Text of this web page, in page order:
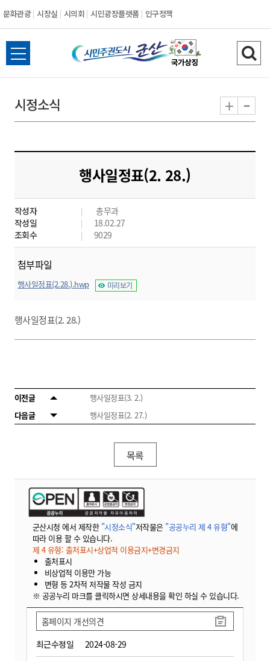
문화관광 시장실 시의회 시민광장플랫폼 인구정책
시
민
도
시
군
산
전
체
뉴
열
검
색
기
시정소식 + -
행사일정표(2. 28.)
작성자
총무과
작성일
18.02.27
조회수
9029
첨부파일
행사일정표(2.28.).hwp 미리보기
행사일정표(2. 28.)
이전글
행사일정표(3. 2.)
다음글
행사일정표(2. 27.)
목록
군산시청 에서 제작한 "시정소식"저작물은 "공공누리 제 4 유형"에
따라 이용 할 수 있습니다.
제 4 유형: 출처표시+상업적 이용금지+변경금지
출처표시
비상업적 이용만 가능
변형 등 2차적 저작물 작성 금지
※ 공공누리 마크를 클릭하시면 상세내용을 확인 하실 수 있습니다.
최근수정일 2024-08-29
홈페이지 개선의견